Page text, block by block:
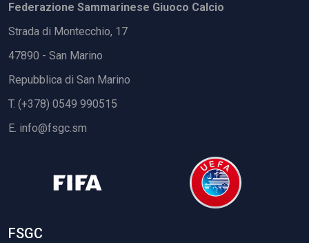
Federazione Sammarinese Giuoco Calcio
Strada di Montecchio, 17
47890 - San Marino
Repubblica di San Marino
T. (+378) 0549 990515
E. info@fsgc.sm
FSGC